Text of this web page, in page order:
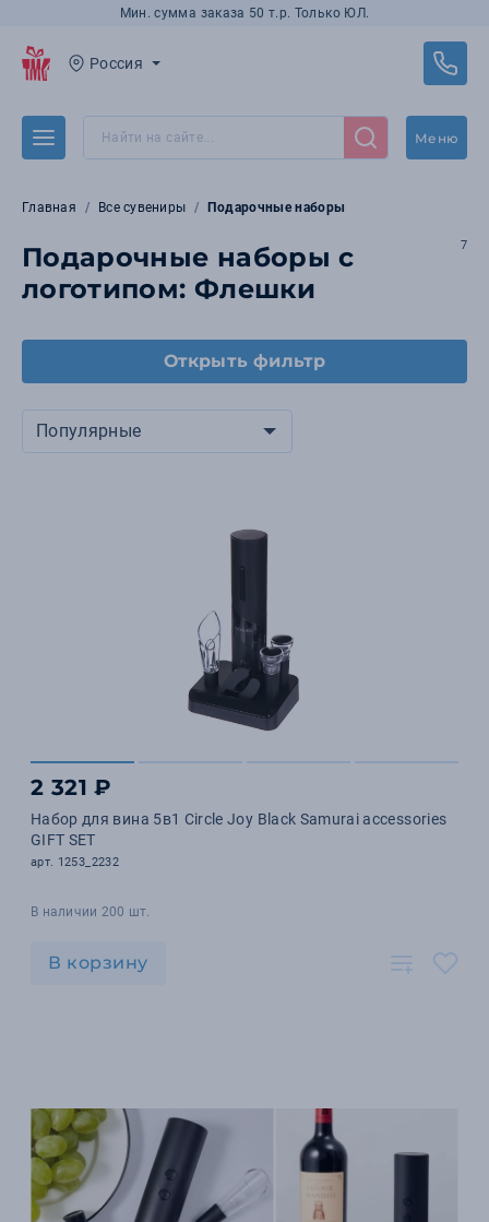
Мин. сумма заказа 50 т.р. Только ЮЛ.
Россия
Меню
Главная Все сувениры Подарочные наборы
Подарочные наборы с
логотипом: Флешки
7
Открыть фильтр
Популярные
2 321 ₽
Набор для вина 5в1 Circle Joy Black Samurai accessories
GIFT SET
арт. 1253_2232
В наличии 200 шт.
В корзину